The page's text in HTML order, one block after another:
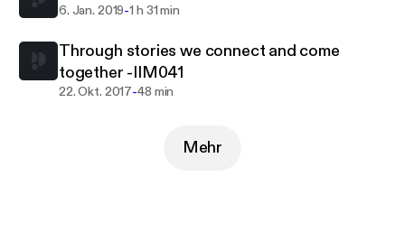
6. Jan. 2019-1 h 31 min
Through stories we connect and come
together -IIM041
22. Okt. 2017-48 min
Mehr